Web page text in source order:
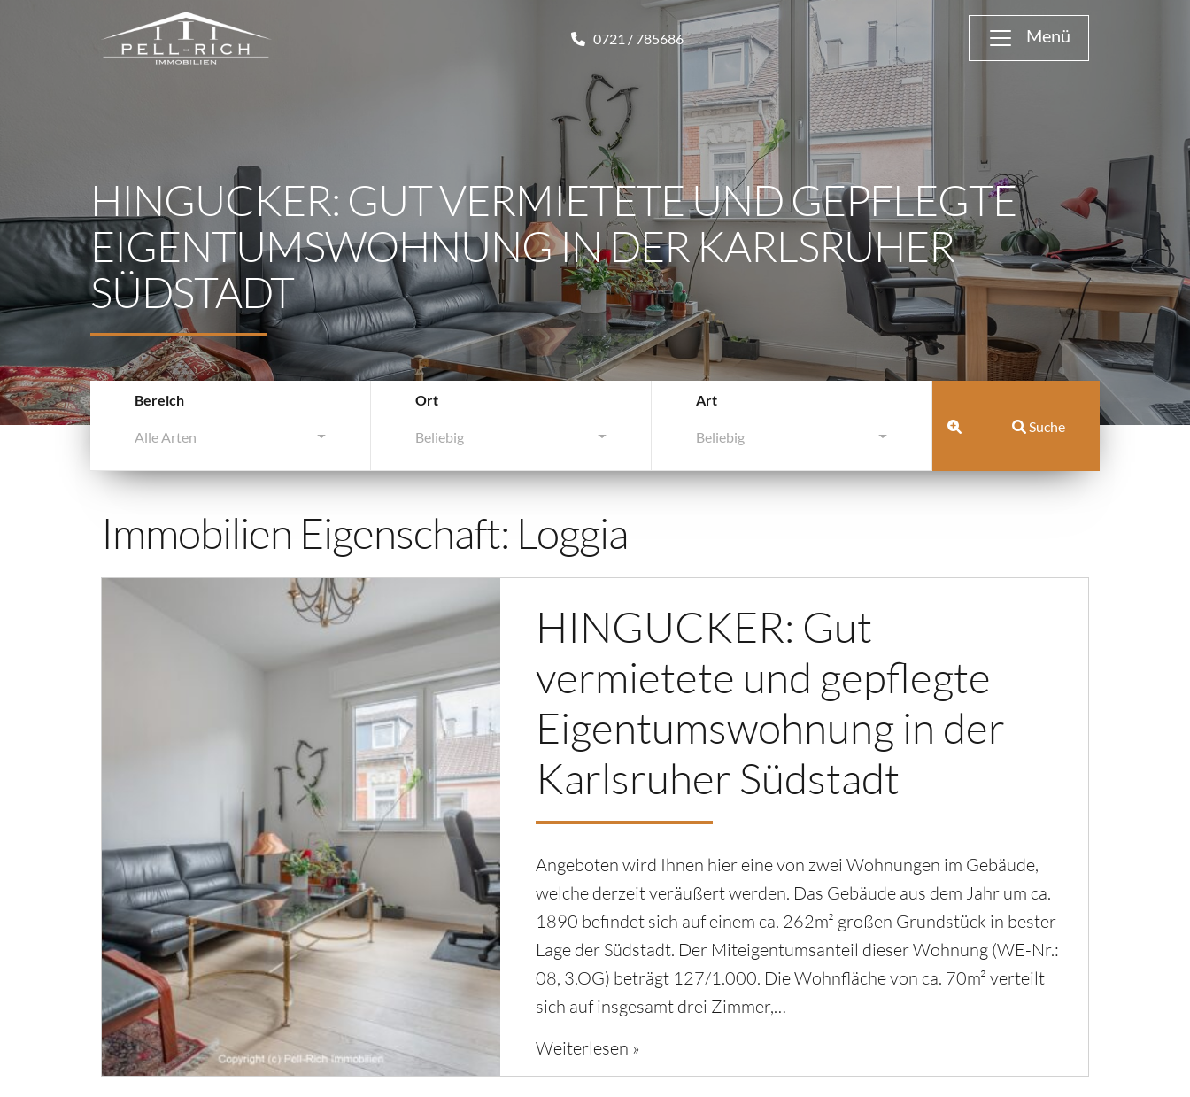
0721 / 785686
HINGUCKER: GUT VERMIETETE UND GEPFLEGTE
EIGENTUMSWOHNUNG IN DER KARLSRUHER
SÜDSTADT
Bereich
Alle Arten
Ort
Beliebig
Art
Beliebig
Suche
Immobilien Eigenschaft: Loggia
HINGUCKER: Gut
vermietete und gepflegte
Eigentumswohnung in der
Karlsruher Südstadt
Angeboten wird Ihnen hier eine von zwei Wohnungen im Gebäude,
welche derzeit veräußert werden. Das Gebäude aus dem Jahr um ca.
1890 befindet sich auf einem ca. 262m² großen Grundstück in bester
Lage der Südstadt. Der Miteigentumsanteil dieser Wohnung (WE-Nr.:
08, 3.OG) beträgt 127/1.000. Die Wohnfläche von ca. 70m² verteilt
sich auf insgesamt drei Zimmer,…
Weiterlesen »